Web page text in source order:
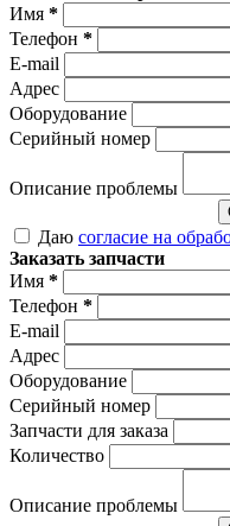
Имя *
Телефон *
E-mail
Адрес
Оборудование
Серийный номер
Описание проблемы
Даю согласие на
Заказать запчасти
Имя *
Телефон *
E-mail
Адрес
Оборудование
Серийный номер
Запчасти для заказа
Количество
Описание проблемы